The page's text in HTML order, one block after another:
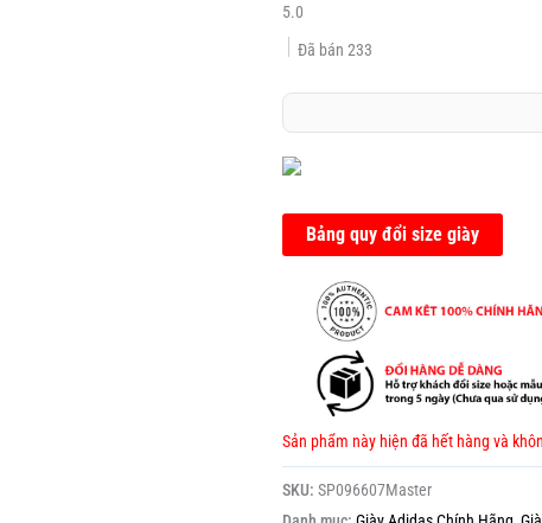
5.0
Đã bán 233
Bảng quy đổi size giày
Sản phẩm này hiện đã hết hàng và
SKU: SP096607Master